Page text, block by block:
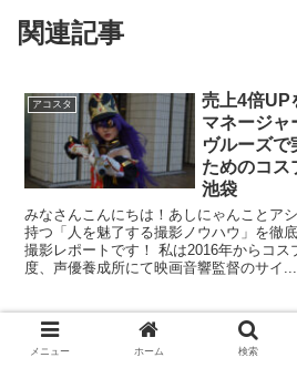
関連記事
アコスタ
売上4倍UP
マネージャ
ヴルーズで
ためのコス
池袋
みなさんこんにちは！あしにゃんことア
持つ「人を魅了する撮影ノウハウ」を徹
撮影レポートです！ 私は2016年からコス
度、声優養成所にて映画音響監督のサイ...
アコスタ
撮影枚数3
『原神・
メニュー ホーム 検索